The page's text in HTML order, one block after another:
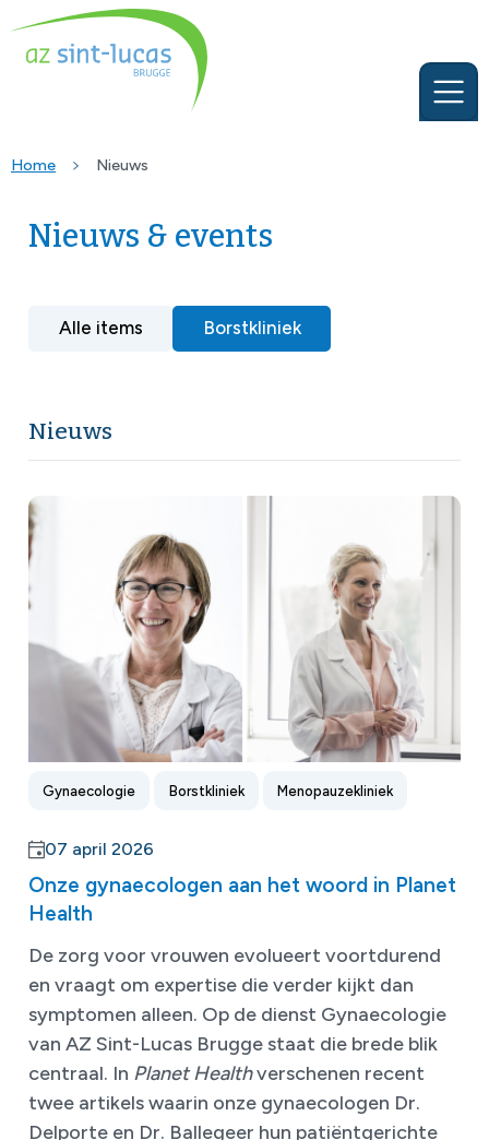
Home Nieuws
Nieuws & events
Alle items Borstkliniek
Nieuws
Gynaecologie Borstkliniek Menopauzekliniek
07 april 2026
Onze gynaecologen aan het woord in Planet
Health
De zorg voor vrouwen evolueert voortdurend
en vraagt om expertise die verder kijkt dan
symptomen alleen. Op de dienst Gynaecologie
van AZ Sint-Lucas Brugge staat die brede blik
centraal. In Planet Healthverschenen recent
twee artikels waarin onze gynaecologen Dr.
Delporte en Dr. Ballegeer hun patiëntgerichte